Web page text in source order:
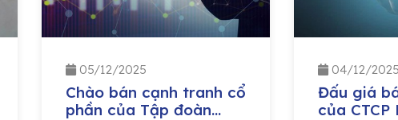
05/12/2025
Chào bán cạnh tranh cổ
phần của Tập đoàn
04/12/2025
Đấu giá
của